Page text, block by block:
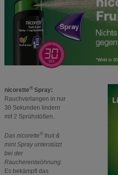
nicorette®Spray:
Rauchverlangen in nur
30 Sekunden lindern
mit 2 Sprühstößen.
Das nicorette®fruit &
mint Spray unterstützt
bei der
Raucherentwöhnung:
Es bekämpft das